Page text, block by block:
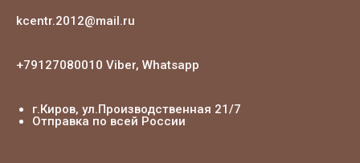
kcentr.2012@mail.ru
+79127080010 Viber, Whatsapp
г.Киров, ул.Производственная 21/7
Отправка по всей России